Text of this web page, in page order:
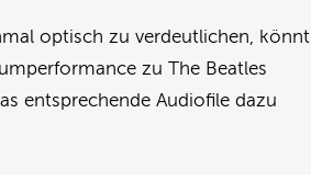
optisch zu verdeutlichen, könnt
zu The Beatles
entsprechende Audiofile dazu